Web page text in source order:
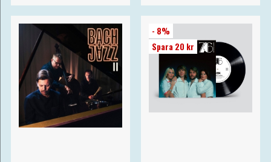
- 8%
Spara 20 kr